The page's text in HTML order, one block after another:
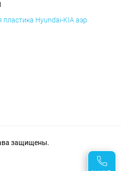
Hyundai-KIA аэр
защищены.